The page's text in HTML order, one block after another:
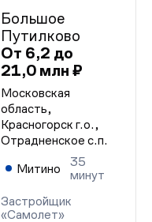
Большое
Путилково
От 6,2 до
21,0 млн ₽
Московская
область,
Красногорск г.о.,
Отрадненское с.п.
Митино
35
минут
Застройщик
«Самолет»